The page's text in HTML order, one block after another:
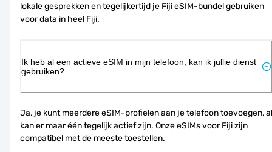
lokale gesprekken en tegelijkertijd je Fiji eSIM-bundel gebruiken
voor data in heel Fiji.
Ik heb al een actieve eSIM in mijn telefoon; kan ik jullie dienst
gebruiken?
Ja, je kunt meerdere eSIM-profielen aan je telefoon toevoegen, al
kan er maar één tegelijk actief zijn. Onze eSIMs voor Fiji zijn
compatibel met de meeste toestellen.